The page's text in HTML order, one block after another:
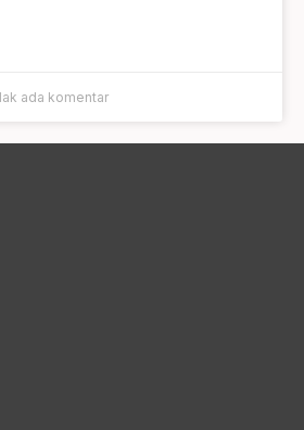
ada komentar